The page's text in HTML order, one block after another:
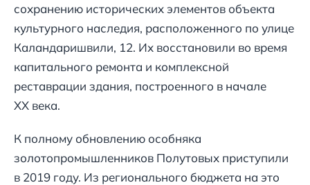
сохранению исторических элементов объекта
культурного наследия, расположенного по улице
Каландаришвили, 12. Их восстановили во время
капитального ремонта и комплексной
реставрации здания, построенного в начале
XX века.
К полному обновлению особняка
золотопромышленников Полутовых приступили
в 2019 году. Из регионального бюджета на это